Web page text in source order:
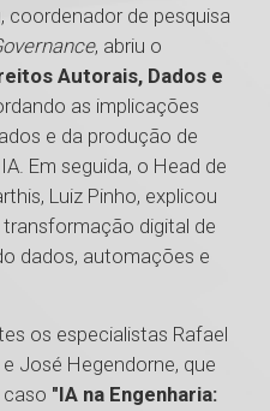
coordenador de pesquisa
, abriu o
Autorais, Dados e
as implicações
e da produção de
Em seguida, o Head de
Luiz Pinho, explicou
digital de
dados, automações e
os especialistas Rafael
José Hegendorne, que
"IA na Engenharia: